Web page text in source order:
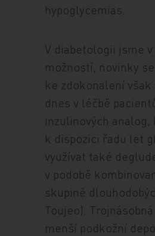
hypoglycemias.
V diabetologii jsme
možností, novinky
ke zdokonalení
dnes v léčbě
inzulinových
k dispozici řadu let
využívat také
v podobě
skupině
Toujeo).
menší podkožní